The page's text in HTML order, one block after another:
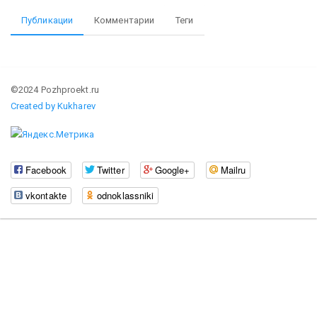
Публикации Комментарии Теги
©2024 Pozhproekt.ru
Created by Kukharev
Facebook Twitter Google+
Mailru
vkontakte
odnoklassniki